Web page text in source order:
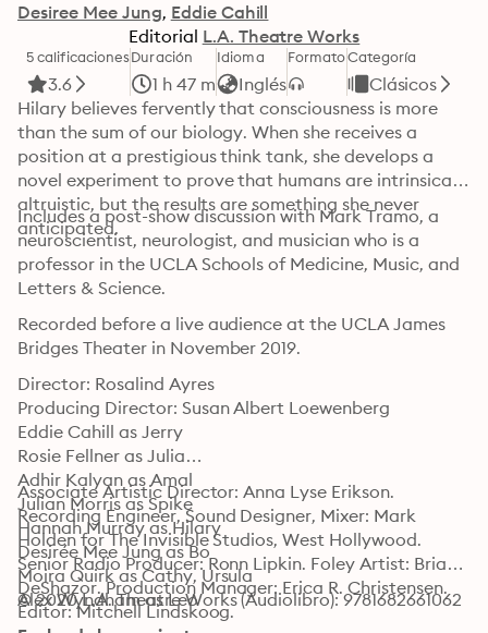
Desiree Mee Jung Eddie Cahill
Editorial L.A. Theatre Works
5 calificaciones
3.6
Duración
1 h 47 m
Idioma
Inglés
FormatoCategoría
Clásicos
Hilary believes fervently that consciousness is more
than the sum of our biology. When she receives a
position at a prestigious think tank, she develops a
novel experiment to prove that humans are intrinsically
altruistic, but the results are something she never
anticipated.
Includes a post-show discussion with Mark Tramo, a
neuroscientist, neurologist, and musician who is a
professor in the UCLA Schools of Medicine, Music, and
Letters & Science.
Recorded before a live audience at the UCLA James
Bridges Theater in November 2019.
Director: Rosalind Ayres
Producing Director: Susan Albert Loewenberg
Eddie Cahill as Jerry
Rosie Fellner as Julia
Adhir Kalyan as Amal
Julian Morris as Spike
Hannah Murray as Hilary
Desirée Mee Jung as Bo
Moira Quirk as Cathy, Ursula
Alex Wyndham as Leo
Associate Artistic Director: Anna Lyse Erikson.
Recording Engineer, Sound Designer, Mixer: Mark
Holden for The Invisible Studios, West Hollywood.
Senior Radio Producer: Ronn Lipkin. Foley Artist: Brian
DeShazor. Production Manager: Erica R. Christensen.
Editor: Mitchell Lindskoog.
© 2020 L.A. Theatre Works (Audiolibro): 9781682661062